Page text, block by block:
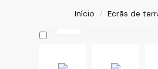
Início / Ecrãs de